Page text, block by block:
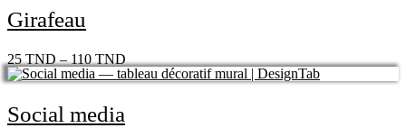
Girafeau
25TND–110TND
Social media